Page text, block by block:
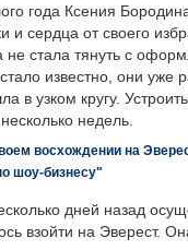
года Ксения
и сердца от своего
стала тянуть с
известно, они уже
в узком кругу.
недель.
восхождении на
шоу-бизнесу"
дней назад
взойти на Эверест.